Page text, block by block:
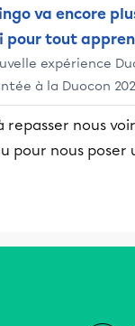
va encore
pour tout
expérience
à la Duocon
repasser nous
pour nous poser